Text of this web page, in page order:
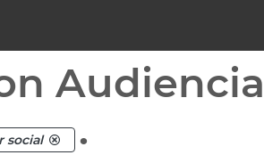
Audiencia
social .